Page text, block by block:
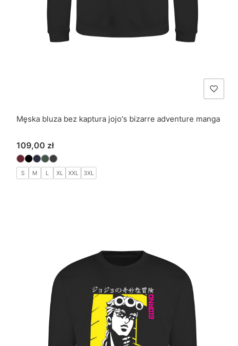
Męska bluza bez kaptura jojo's bizarre adventure manga
Cena
109,00 zł
S M L XL XXL 3XL